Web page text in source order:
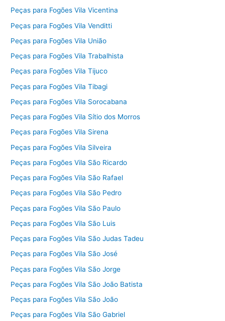
Peças para Fogões Vila Vicentina
Peças para Fogões Vila Venditti
Peças para Fogões Vila União
Peças para Fogões Vila Trabalhista
Peças para Fogões Vila Tijuco
Peças para Fogões Vila Tibagi
Peças para Fogões Vila Sorocabana
Peças para Fogões Vila Sítio dos Morros
Peças para Fogões Vila Sirena
Peças para Fogões Vila Silveira
Peças para Fogões Vila São Ricardo
Peças para Fogões Vila São Rafael
Peças para Fogões Vila São Pedro
Peças para Fogões Vila São Paulo
Peças para Fogões Vila São Luis
Peças para Fogões Vila São Judas Tadeu
Peças para Fogões Vila São José
Peças para Fogões Vila São Jorge
Peças para Fogões Vila São João Batista
Peças para Fogões Vila São João
Peças para Fogões Vila São Gabriel